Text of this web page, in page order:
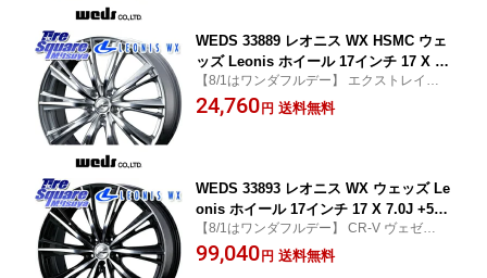
フ RV
WEDS 33889 レオニス WX HSMC ウェ
ッズ Leonis ホイール 17インチ 17 X 7.
0J +47 5穴 114.3 ホイールのみ 1本価格
eビターラ C-HR 90系ノア/ヴォクシー
フ RV
【8/1はワンダフルデー】 エクストレイル X
-TRAIL 日産 リーフ LEAF CR-V アコード ヴ
ェゼル VEZEL シビック CX-5 CX5 MAZDA
24,760円 送料無料
WEDS 33893 レオニス WX ウェッズ Le
onis ホイール 17インチ 17 X 7.0J +53
5穴 114.3 ホイールのみ 4本価格 C-HR 8
0系ノア/ヴォクシー ヤリスクロス E52
【8/1はワンダフルデー】 CR-V ヴェゼル V
EZEL シビック CX-3 CX3 MAZDA ロードス
ター WRX S4 インプレッサ クロストレック
99,040円 送料無料